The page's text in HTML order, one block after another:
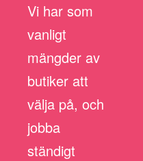
Vi har som
vanligt
mängder av
butiker att
välja på, och
jobba
ständigt